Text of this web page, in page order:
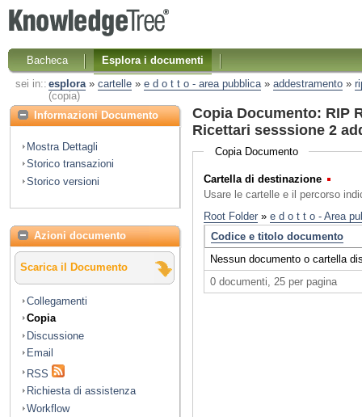
Bacheca
Esplora i documenti
sei in:: esplora» cartelle» e d o t t o - area pubblica» addestramento»
(copia)
Informazioni Documento
Mostra Dettagli
Storico transazioni
Storico versioni
Azioni documento
Scarica il Documento
Collegamenti
Copia
Discussione
Email
RSS
Richiesta di assistenza
Workflow
Copia Documento: RIP
Ricettari sesssione 2
Copia Documento
Cartella di destinazione
Usare le cartelle e il percorso